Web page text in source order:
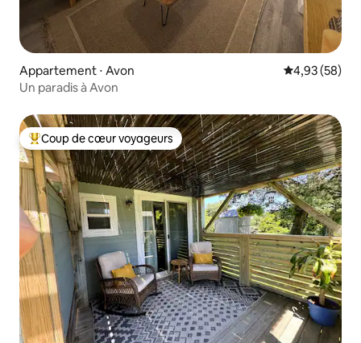
Appartement ⋅ Avon Évaluation
4,93 (58)
Un paradis à Avon
Coups de cœur voyageurs les plus appréciés
Coup de cœur voyageurs